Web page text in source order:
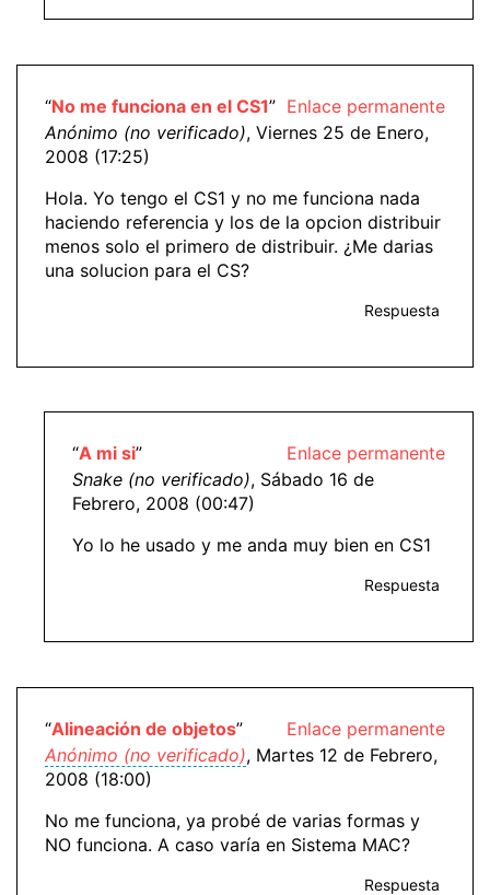
Enlace permanente
“No me funciona en el CS1”
Anónimo (no verificado), Viernes 25 de Enero,
2008 (17:25)
Hola. Yo tengo el CS1 y no me funciona nada
haciendo referencia y los de la opcion distribuir
menos solo el primero de distribuir. ¿Me darias
una solucion para el CS?
Respuesta
Enlace permanente
“A mi si”
Snake (no verificado), Sábado 16 de
Febrero, 2008 (00:47)
Yo lo he usado y me anda muy bien en CS1
Respuesta
Enlace permanente
“Alineación de objetos”
Anónimo (no verificado), Martes 12 de Febrero,
2008 (18:00)
No me funciona, ya probé de varias formas y
NO funciona. A caso varía en Sistema MAC?
Respuesta